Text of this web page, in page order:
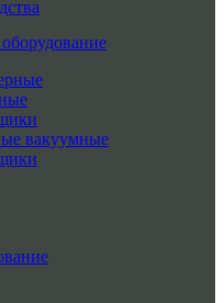
вакуумные